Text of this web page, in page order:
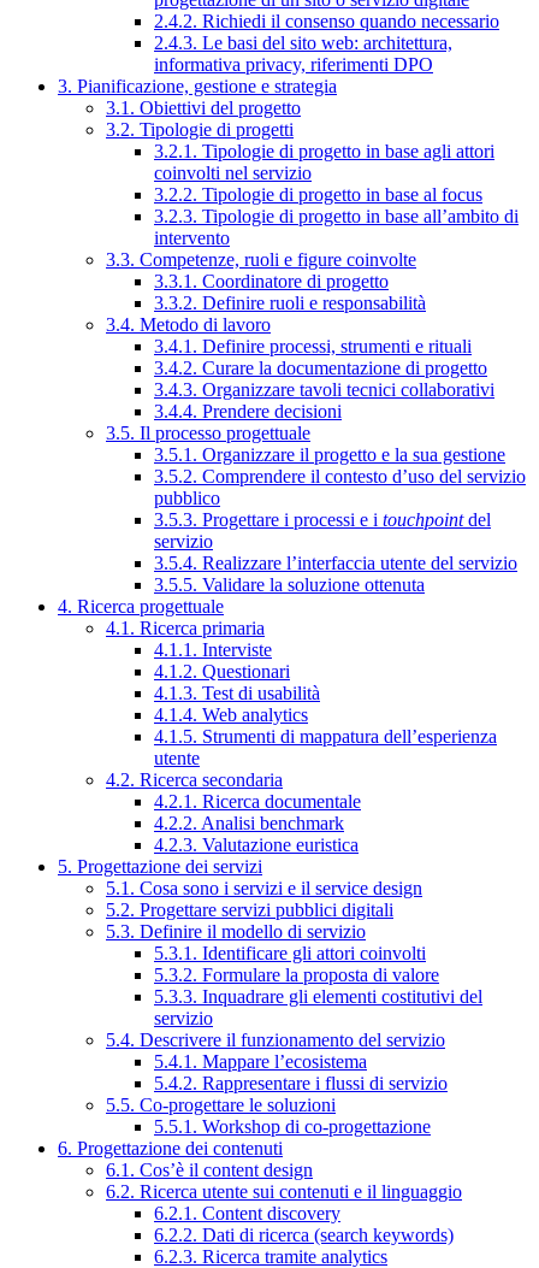
2.4.2. Richiedi il consenso quando necessario
2.4.3. Le basi del sito web: architettura,
informativa privacy, riferimenti DPO
3. Pianificazione, gestione e strategia
3.1. Obiettivi del progetto
3.2. Tipologie di progetti
3.2.1. Tipologie di progetto in base agli attori
coinvolti nel servizio
3.2.2. Tipologie di progetto in base al focus
3.2.3. Tipologie di progetto in base all’ambito di
intervento
3.3. Competenze, ruoli e figure coinvolte
3.3.1. Coordinatore di progetto
3.3.2. Definire ruoli e responsabilità
3.4. Metodo di lavoro
3.4.1. Definire processi, strumenti e rituali
3.4.2. Curare la documentazione di progetto
3.4.3. Organizzare tavoli tecnici collaborativi
3.4.4. Prendere decisioni
3.5. Il processo progettuale
3.5.1. Organizzare il progetto e la sua gestione
3.5.2. Comprendere il contesto d’uso del servizio
pubblico
3.5.3. Progettare i processi e i touchpointdel
servizio
3.5.4. Realizzare l’interfaccia utente del servizio
3.5.5. Validare la soluzione ottenuta
4. Ricerca progettuale
4.1. Ricerca primaria
4.1.1. Interviste
4.1.2. Questionari
4.1.3. Test di usabilità
4.1.4. Web analytics
4.1.5. Strumenti di mappatura dell’esperienza
utente
4.2. Ricerca secondaria
4.2.1. Ricerca documentale
4.2.2. Analisi benchmark
4.2.3. Valutazione euristica
5. Progettazione dei servizi
5.1. Cosa sono i servizi e il service design
5.2. Progettare servizi pubblici digitali
5.3. Definire il modello di servizio
5.3.1. Identificare gli attori coinvolti
5.3.2. Formulare la proposta di valore
5.3.3. Inquadrare gli elementi costitutivi del
servizio
5.4. Descrivere il funzionamento del servizio
5.4.1. Mappare l’ecosistema
5.4.2. Rappresentare i flussi di servizio
5.5. Co-progettare le soluzioni
5.5.1. Workshop di co-progettazione
6. Progettazione dei contenuti
6.1. Cos’è il content design
6.2. Ricerca utente sui contenuti e il linguaggio
6.2.1. Content discovery
6.2.2. Dati di ricerca (search keywords)
6.2.3. Ricerca tramite analytics